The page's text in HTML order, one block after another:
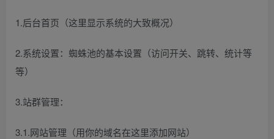
1.后台首页（这里显示系统的大致概况）
2.系统设置：蜘蛛池的基本设置（访问开关、跳转、统计等
等）
3.站群管理：
3.1.网站管理（用你的域名在这里添加网站）